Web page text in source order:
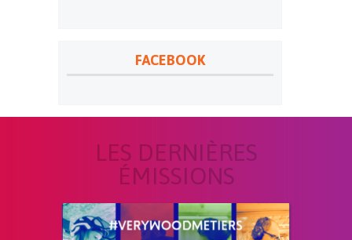
FACEBOOK
LES DERNIÈRES
ÉMISSIONS